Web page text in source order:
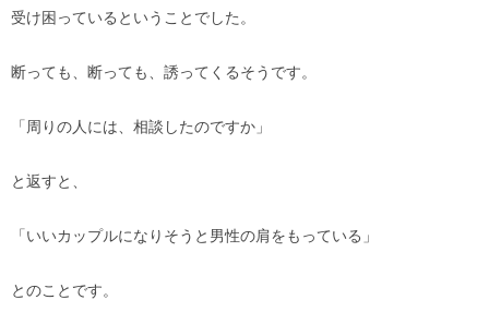
受け困っているということでした。
断っても、断っても、誘ってくるそうです。
「周りの人には、相談したのですか」
と返すと、
「いいカップルになりそうと男性の肩をもっている」
とのことです。